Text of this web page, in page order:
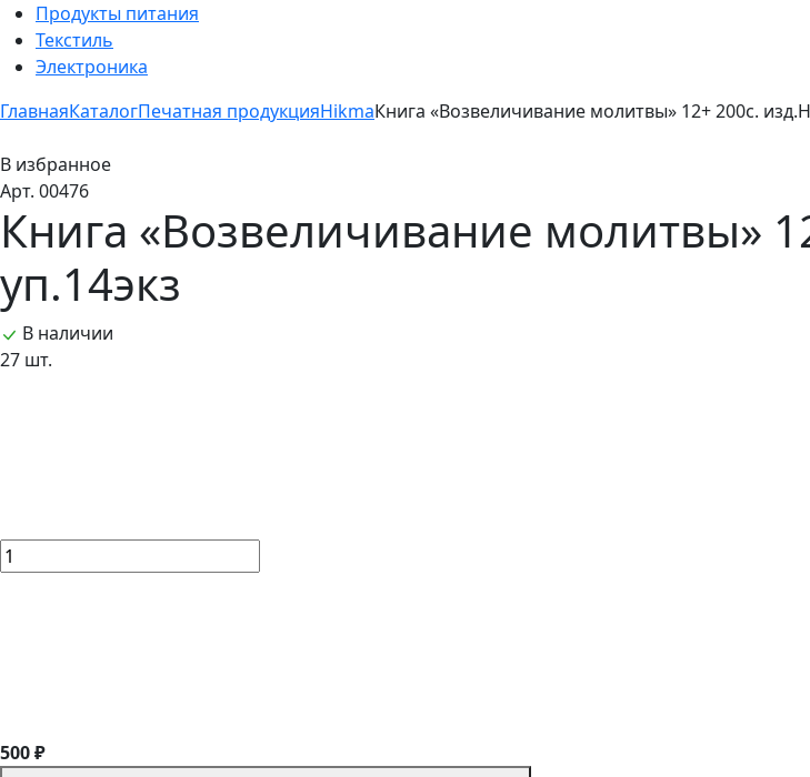
Продукты питания
Текстиль
Электроника
ГлавнаяКаталогПечатная продукцияHikmaКнига «Возвеличивание молитвы» 12+ 200с.
В избранное
Арт. 00476
Книга «Возвеличивание молитвы»
уп.14экз
В наличии
27 шт.
500 ₽